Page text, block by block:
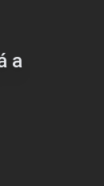
a